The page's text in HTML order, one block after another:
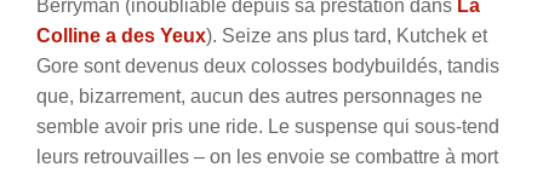
Berryman (inoubliable depuis sa prestation dans La
Colline a des Yeux). Seize ans plus tard, Kutchek et
Gore sont devenus deux colosses bodybuildés, tandis
que, bizarrement, aucun des autres personnages ne
semble avoir pris une ride. Le suspense qui sous-tend
leurs retrouvailles – on les envoie se combattre à mort